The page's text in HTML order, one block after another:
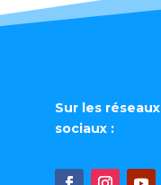
Sur les réseaux
sociaux :